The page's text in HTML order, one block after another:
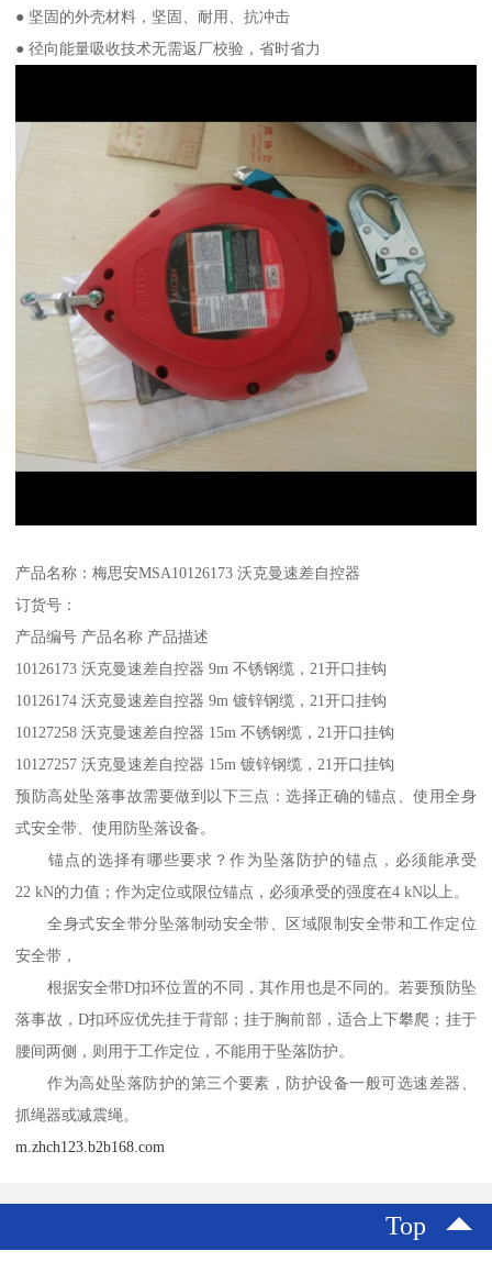
● 坚固的外壳材料，坚固、耐用、抗冲击
● 径向能量吸收技术无需返厂校验，省时省力
产品名称：梅思安MSA10126173 沃克曼速差自控器
订货号：
产品编号 产品名称 产品描述
10126173 沃克曼速差自控器 9m 不锈钢缆，21开口挂钩
10126174 沃克曼速差自控器 9m 镀锌钢缆，21开口挂钩
10127258 沃克曼速差自控器 15m 不锈钢缆，21开口挂钩
10127257 沃克曼速差自控器 15m 镀锌钢缆，21开口挂钩
预防高处坠落事故需要做到以下三点：选择正确的锚点、使用全身
式安全带、使用防坠落设备。
锚点的选择有哪些要求？作为坠落防护的锚点，必须能承受
22 kN的力值；作为定位或限位锚点，必须承受的强度在4 kN以上。
全身式安全带分坠落制动安全带、区域限制安全带和工作定位
安全带，
根据安全带D扣环位置的不同，其作用也是不同的。若要预防坠
落事故，D扣环应优先挂于背部；挂于胸前部，适合上下攀爬；挂于
腰间两侧，则用于工作定位，不能用于坠落防护。
作为高处坠落防护的第三个要素，防护设备一般可选速差器、
抓绳器或减震绳。
m.zhch123.b2b168.com
Top